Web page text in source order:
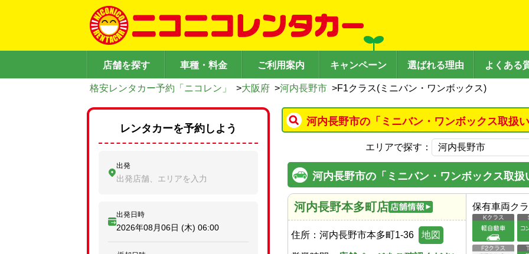
店舗を探す 車種・料金 ご利用案内 キャンペーン 選ばれる理由 よくある
格安レンタカー予約「ニコレン」 >大阪府 >河内長野市 >F1クラス(ミニバン・ワンボックス)
河内長野市の「ミニバン・ワンボックス取扱
エリアで探す：
河内長野市の「ミニバン・ワンボックス取
河内長野本多町店
住所： 河内長野市本多町1-36 地図
保有車両ク
レンタカーを予約しよう
出発
出発店舗、エリアを入力
出発日時
2026年08月06日 (木) 06:00